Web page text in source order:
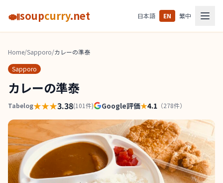
🍛soupcurry.net 日本語 EN 繁中
Home/Sapporo/カレーの準泰
Sapporo
カレーの準泰
Tabelog★★★3.38(101件) Google評価★4.1 （278件）